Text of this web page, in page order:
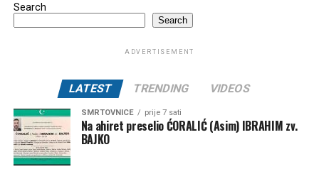
Search
Search
ADVERTISEMENT
LATEST TRENDING VIDEOS
SMRTOVNICE prije 7 sati
Na ahiret preselio ĆORALIĆ (Asim) IBRAHIM zv.
BAJKO